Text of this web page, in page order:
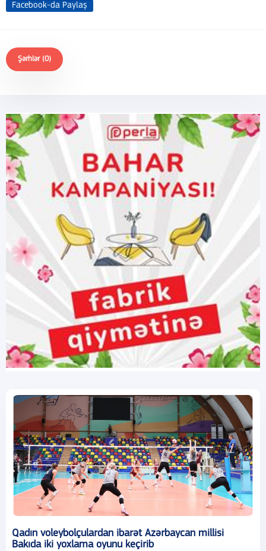
Facebook-da Paylaş
Şərhlər (0)
Qadın voleybolçulardan ibarət Azərbaycan millisi
Bakıda iki yoxlama oyunu keçirib